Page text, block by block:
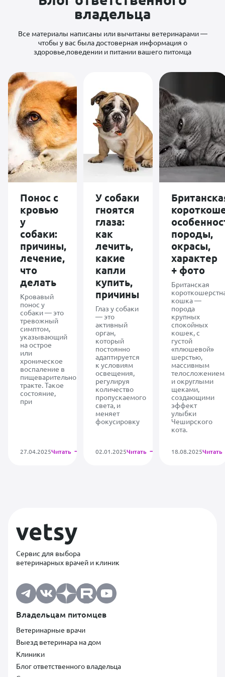
Большое
привести кота в
порядок!
владельца
Все материалы написаны или вычитаны ветеринарами —
чтобы у вас была достоверная информация о
здоровье,поведении и питании вашего питомца
Понос с
кровью
у
собаки:
причины,
лечение,
что
делать
Кровавый
понос у
собаки — это
тревожный
симптом,
указывающий
на острое
или
хроническое
воспаление в
пищеварительном
тракте. Такое
состояние,
при
27.04.2025Читать
У собаки
гноятся
глаза:
как
лечить,
какие
капли
купить,
причины
Глаз у собаки
— это
активный
орган,
который
постоянно
адаптируется
к условиям
освещения,
регулируя
количество
пропускаемого
света, и
меняет
фокусировку
02.01.2025Читать
породы,
окрасы,
характер
+ фото
Британская
кошка —
порода
крупных
спокойных
кошек, с
густой
«плюшевой»
шерстью,
массивным
телосложением
и округлыми
щеками,
создающими
эффект
улыбки
Чеширского
кота.
18.08.2025Читать
Сервис для выбора
ветеринарных врачей и клиник
Владельцам питомцев
Ветеринарные врачи
Выезд ветеринара на дом
Клиники
Блог ответственного владельца